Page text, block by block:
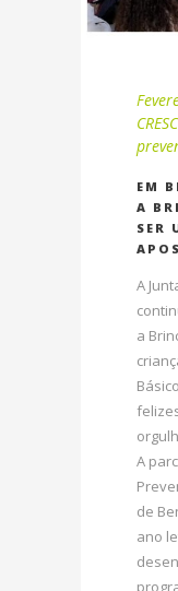
EM
A
SER
A
a
A
de
ano